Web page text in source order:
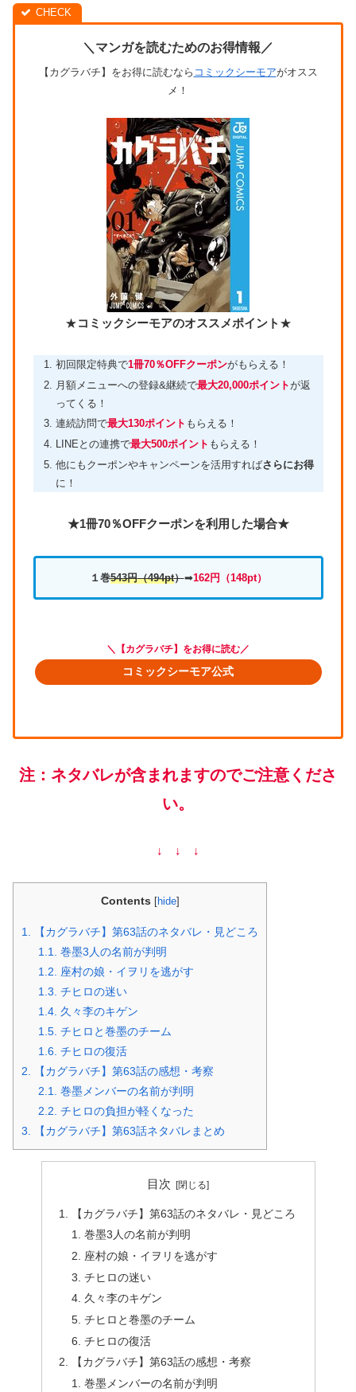
＼マンガを読むためのお得情報／
【カグラバチ】をお得に読むなら コミックシーモアがオスス
メ！
★コミックシーモアのオススメポイント ★
初回限定特典で1冊70％OFFクーポンがもらえる！
月額メニューへの登録&継続で最大20,000ポイントが返
ってくる！
連続訪問で最大130ポイント もらえる！
LINEとの連携で最大500ポイント もらえる！
他にもクーポンやキャンペーンを活用すればさらにお得
に！
★1冊70％OFFクーポンを利用した場合★
１巻543円（494pt）➡162円（148pt）
＼【カグラバチ】をお得に読む／
コミックシーモア公式
注：ネタバレが含まれますのでご注意くださ
い。
↓ ↓ ↓
Contents [hide]
1.
【カグラバチ】第63話のネタバレ・見どころ
1.1.
巻墨3人の名前が判明
1.2.
座村の娘・イヲリを逃がす
1.3. チヒロの迷い
1.4. 久々李のキゲン
1.5. チヒロと巻墨のチーム
1.6. チヒロの復活
2.
【カグラバチ】第63話の感想・考察
2.1.
巻墨メンバーの名前が判明
2.2. チヒロの負担が軽くなった
3.
【カグラバチ】第63話ネタバレまとめ
目次
【カグラバチ】第63話のネタバレ・見どころ
巻墨3人の名前が判明
座村の娘・イヲリを逃がす
チヒロの迷い
久々李のキゲン
チヒロと巻墨のチーム
チヒロの復活
【カグラバチ】第63話の感想・考察
巻墨メンバーの名前が判明